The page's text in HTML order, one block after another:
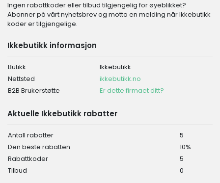
Ingen rabattkoder eller tilbud tilgjengelig for øyeblikket?
Abonner på vårt nyhetsbrev og motta en melding når Ikkebutikk
koder er tilgjengelige.
Ikkebutikk informasjon
Butikk
Ikkebutikk
Nettsted
ikkebutikk.no
B2B Brukerstøtte
Er dette firmaet ditt?
Aktuelle Ikkebutikk rabatter
Antall rabatter
5
Den beste rabatten
10%
Rabattkoder
5
Tilbud
0